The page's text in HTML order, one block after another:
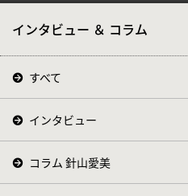
インタビュー ＆ コラム
すべて
インタビュー
コラム 針山愛美